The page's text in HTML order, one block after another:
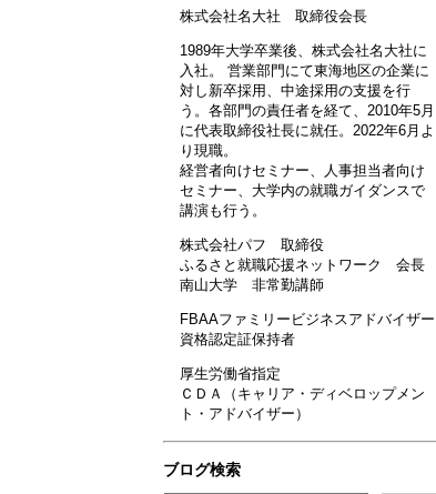
株式会社名大社 取締役会長
1989年大学卒業後、株式会社名大社に
入社。 営業部門にて東海地区の企業に
対し新卒採用、中途採用の支援を行
う。各部門の責任者を経て、2010年5月
に代表取締役社長に就任。2022年6月よ
り現職。
経営者向けセミナー、人事担当者向け
セミナー、大学内の就職ガイダンスで
講演も行う。
株式会社パフ 取締役
ふるさと就職応援ネットワーク 会長
南山大学 非常勤講師
FBAAファミリービジネスアドバイザー
資格認定証保持者
厚生労働省指定
ＣＤＡ（キャリア・ディベロップメン
ト・アドバイザー）
ブログ検索